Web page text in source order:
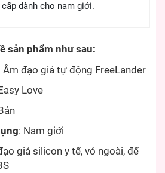
dành cho nam giới.
sản phẩm như sau:
Âm đạo giả tự động FreeLander
Love
: Nam giới
giả silicon y tế, vỏ ngoài, đế